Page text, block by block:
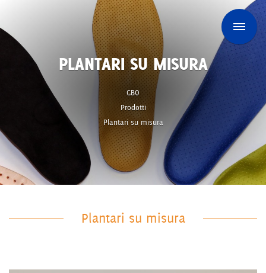
PLANTARI SU MISURA
GBO
Prodotti
Plantari su misura
Plantari su misura